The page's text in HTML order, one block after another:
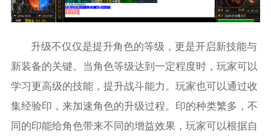
升级不仅仅是提升角色的等级，更是开启新技能与
新装备的关键。当角色等级达到一定程度时，玩家可以
学习更高级的技能，提升战斗能力。玩家也可以通过收
集经验印，来加速角色的升级过程。印的种类繁多，不
同的印能给角色带来不同的增益效果，玩家可以根据自